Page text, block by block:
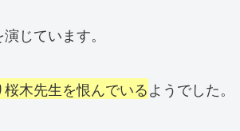
じています。
木先生を恨んでいるようでした。